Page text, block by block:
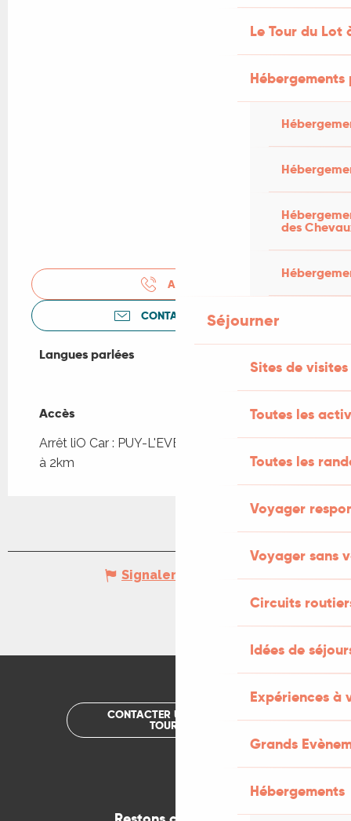
Le Tour du Lot
des
Séjourner
Sites de visites
Toutes les
Toutes les
Voyager
Voyager sans
Circuits
Idées de
Expériences à
Grands
Hébergements
APPELER
CONTACTEZ-NOUS
Langues parlées
Langues parlées
Accès
Accès
Arrêt liO Car : PUY-L'EVEQUE - Ancienne Gare
à 2km
Signaler une erreur
CONTACTER UN OFFICE DE
TOURISME